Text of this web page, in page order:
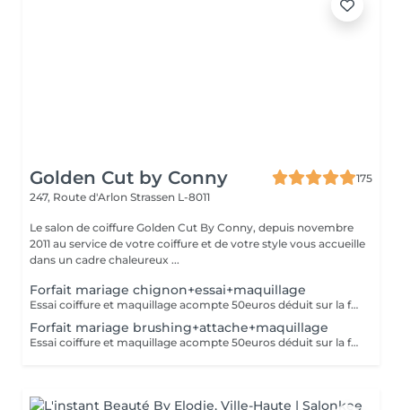
Golden Cut by Conny
175
247, Route d'Arlon Strassen L-8011
Le salon de coiffure Golden Cut By Conny, depuis novembre
2011 au service de votre coiffure et de votre style vous accueille
dans un cadre chaleureux ...
Forfait mariage chignon+essai+maquillage
Essai coiffure et maquillage acompte 50euros déduit sur la facture finale
Forfait mariage brushing+attache+maquillage
Essai coiffure et maquillage acompte 50euros déduit sur la facture finale